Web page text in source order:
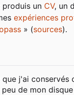
produis un CV, un
expériences
» (sources).
j'ai conservés
de mon disque